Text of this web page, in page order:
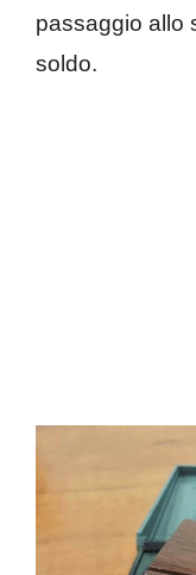
passaggio allo
soldo.